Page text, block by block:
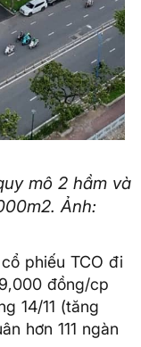
mô 2 hầm và
Ảnh:
phiếu TCO đi
đồng/cp
14/11 (tăng
hơn 111 ngàn